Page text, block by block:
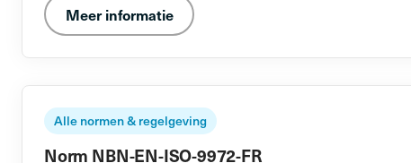
Meer informatie
Alle normen & regelgeving
Norm NBN-EN-ISO-9972-FR